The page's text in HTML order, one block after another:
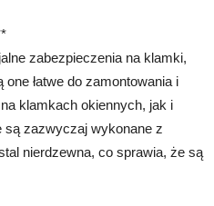
zabezpieczenia na klamki,
łatwe do zamontowania i
klamkach okiennych, jak i
są zazwyczaj wykonane z
nierdzewna, co sprawia, że są